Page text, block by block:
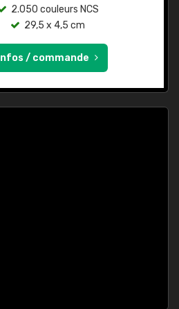
2.050 couleurs NCS
29,5 x 4,5 cm
Infos / commande